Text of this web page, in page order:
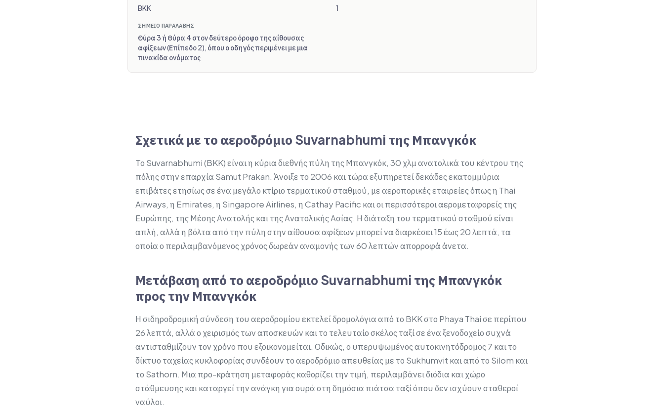
BKK 1
ΣΗΜΕΊΟ ΠΑΡΑΛΑΒΉΣ
Θύρα 3 ή Θύρα 4 στον δεύτερο όροφο της αίθουσας
αφίξεων (Επίπεδο 2), όπου ο οδηγός περιμένει με μια
πινακίδα ονόματος
Σχετικά με το αεροδρόμιο Suvarnabhumi της Μπανγκόκ
Το Suvarnabhumi (BKK) είναι η κύρια διεθνής πύλη της Μπανγκόκ, 30 χλμ ανατολικά του κέντρου της
πόλης στην επαρχία Samut Prakan. Άνοιξε το 2006 και τώρα εξυπηρετεί δεκάδες εκατομμύρια
επιβάτες ετησίως σε ένα μεγάλο κτίριο τερματικού σταθμού, με αεροπορικές εταιρείες όπως η Thai
Airways, η Emirates, η Singapore Airlines, η Cathay Pacific και οι περισσότεροι αερομεταφορείς της
Ευρώπης, της Μέσης Ανατολής και της Ανατολικής Ασίας. Η διάταξη του τερματικού σταθμού είναι
απλή, αλλά η βόλτα από την πύλη στην αίθουσα αφίξεων μπορεί να διαρκέσει 15 έως 20 λεπτά, τα
οποία ο περιλαμβανόμενος χρόνος δωρεάν αναμονής των 60 λεπτών απορροφά άνετα.
Μετάβαση από το αεροδρόμιο Suvarnabhumi της Μπανγκόκ
προς την Μπανγκόκ
Η σιδηροδρομική σύνδεση του αεροδρομίου εκτελεί δρομολόγια από το BKK στο Phaya Thai σε περίπου
26 λεπτά, αλλά ο χειρισμός των αποσκευών και το τελευταίο σκέλος ταξί σε ένα ξενοδοχείο συχνά
αντισταθμίζουν τον χρόνο που εξοικονομείται. Οδικώς, ο υπερυψωμένος αυτοκινητόδρομος 7 και το
δίκτυο ταχείας κυκλοφορίας συνδέουν το αεροδρόμιο απευθείας με το Sukhumvit και από το Silom και
το Sathorn. Μια προ-κράτηση μεταφοράς καθορίζει την τιμή, περιλαμβάνει διόδια και χώρο
στάθμευσης και καταργεί την ανάγκη για ουρά στη δημόσια πιάτσα ταξί όπου δεν ισχύουν σταθεροί
ναύλοι.